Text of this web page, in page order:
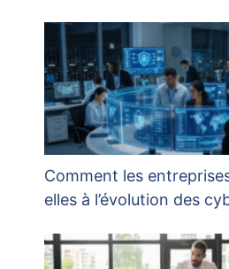
Comment les
elles à l’évolution des